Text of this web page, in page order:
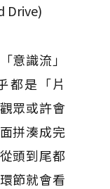
Drive)
意識流」
都是「片
眾或許會
拼湊成完
頭到尾都
節就會看